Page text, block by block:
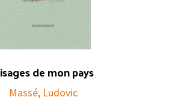
de mon pays
Massé, Ludovic